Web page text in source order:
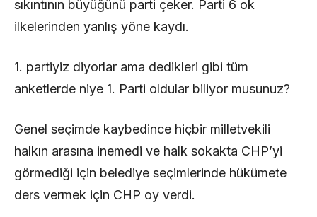
sıkıntının büyüğünü parti çeker. Parti 6 ok
ilkelerinden yanlış yöne kaydı.
1. partiyiz diyorlar ama dedikleri gibi tüm
anketlerde niye 1. Parti oldular biliyor musunuz?
Genel seçimde kaybedince hiçbir milletvekili
halkın arasına inemedi ve halk sokakta CHP’yi
görmediği için belediye seçimlerinde hükümete
ders vermek için CHP oy verdi.